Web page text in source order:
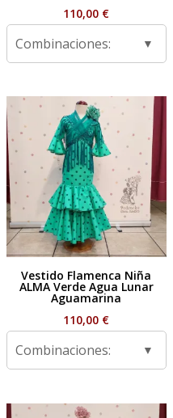
110,00 €
Combinaciones:
Vestido Flamenca Niña
ALMA Verde Agua Lunar
Aguamarina
110,00 €
Combinaciones: